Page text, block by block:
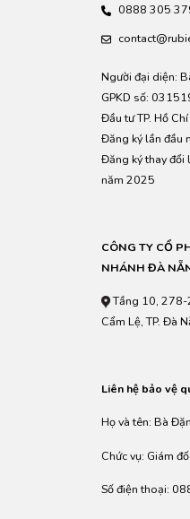
0888 305
Người đại diện:
GPKD số:
Đầu tư TP. Hồ
Đăng ký lần đầu
Đăng ký thay đổi
năm 2025
CÔNG TY CỔ
NHÁNH ĐÀ
Tầng 10, 278-
Cẩm Lệ, TP. Đà
Liên hệ bảo vệ
Họ và tên: Bà
Chức vụ: Giám
Số điện thoại: